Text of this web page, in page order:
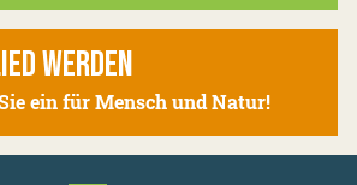
WERDEN
ein für Mensch und Natur!